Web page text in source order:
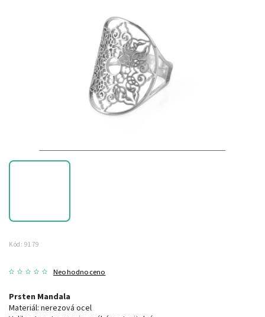
Kód: 9179
Neohodnoceno
Prsten Mandala
Materiál: nerezová ocel